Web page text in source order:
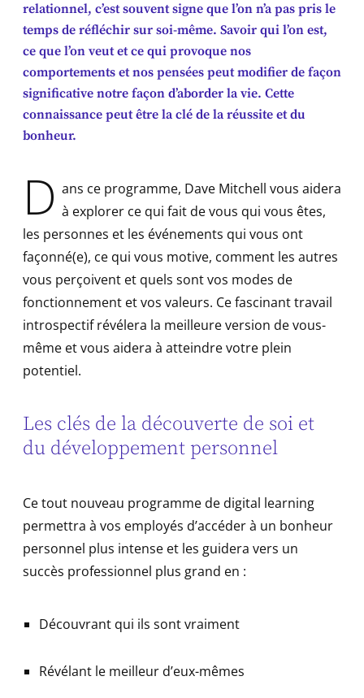
relationnel, c’est souvent signe que l’on n’a pas pris le
temps de réfléchir sur soi-même. Savoir qui l’on est,
ce que l’on veut et ce qui provoque nos
comportements et nos pensées peut modifier de façon
significative notre façon d’aborder la vie. Cette
connaissance peut être la clé de la réussite et du
bonheur.
D ans ce programme, Dave Mitchell vous aidera
à explorer ce qui fait de vous qui vous êtes,
les personnes et les événements qui vous ont
façonné(e), ce qui vous motive, comment les autres
vous perçoivent et quels sont vos modes de
fonctionnement et vos valeurs. Ce fascinant travail
introspectif révélera la meilleure version de vous-
même et vous aidera à atteindre votre plein
potentiel.
Les clés de la découverte de soi et
du développement personnel
Ce tout nouveau programme de digital learning
permettra à vos employés d’accéder à un bonheur
personnel plus intense et les guidera vers un
succès professionnel plus grand en :
Découvrant qui ils sont vraiment
Révélant le meilleur d’eux-mêmes